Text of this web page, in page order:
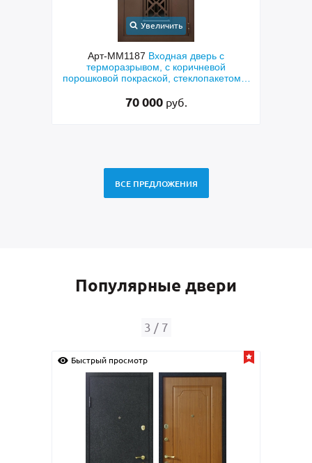
Увеличить
Арт-ММ1384 Входная дверь с
металлофиленкой, бугельной ручкой и
порошковым напылением RAL 7021
45 000 руб.
ВСЕ ПРЕДЛОЖЕНИЯ
Популярные двери
4 / 7
Быстрый просмотр